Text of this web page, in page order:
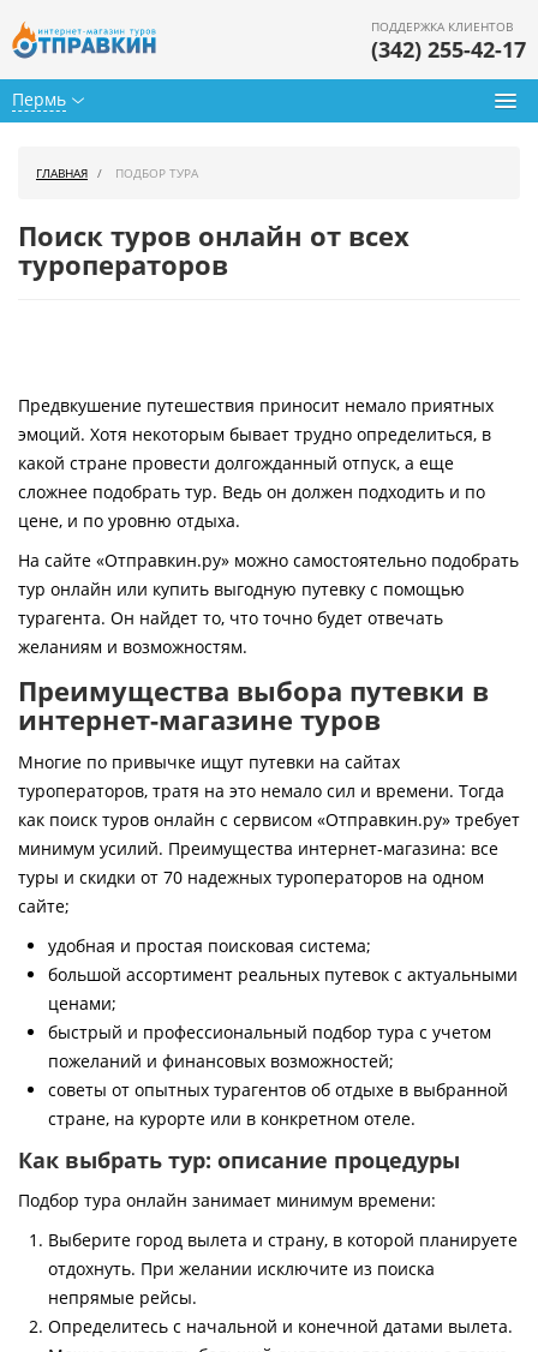
Пермь
ПОДДЕРЖКА КЛИЕНТОВ
(342) 255-42-17
Горящие туры
Страны
Как купить
Контакты
ГЛАВНАЯ ПОДБОР ТУРА
Поиск туров онлайн от всех
туроператоров
Предвкушение путешествия приносит немало приятных
эмоций. Хотя некоторым бывает трудно определиться, в
какой стране провести долгожданный отпуск, а еще
сложнее подобрать тур. Ведь он должен подходить и по
цене, и по уровню отдыха.
На сайте «Отправкин.ру» можно самостоятельно подобрать
тур онлайн или купить выгодную путевку с помощью
турагента. Он найдет то, что точно будет отвечать
желаниям и возможностям.
Преимущества выбора путевки в
интернет-магазине туров
Многие по привычке ищут путевки на сайтах
туроператоров, тратя на это немало сил и времени. Тогда
как поиск туров онлайн с сервисом «Отправкин.ру» требует
минимум усилий. Преимущества интернет-магазина: все
туры и скидки от 70 надежных туроператоров на одном
сайте;
удобная и простая поисковая система;
большой ассортимент реальных путевок с актуальными
ценами;
быстрый и профессиональный подбор тура с учетом
пожеланий и финансовых возможностей;
советы от опытных турагентов об отдыхе в выбранной
стране, на курорте или в конкретном отеле.
Как выбрать тур: описание процедуры
Подбор тура онлайн занимает минимум времени:
Выберите город вылета и страну, в которой планируете
отдохнуть. При желании исключите из поиска
непрямые рейсы.
Определитесь с начальной и конечной датами вылета.